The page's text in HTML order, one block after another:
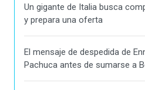
Un gigante de Italia busca
y prepara una oferta
El mensaje de despedida de
Pachuca antes de sumarse a